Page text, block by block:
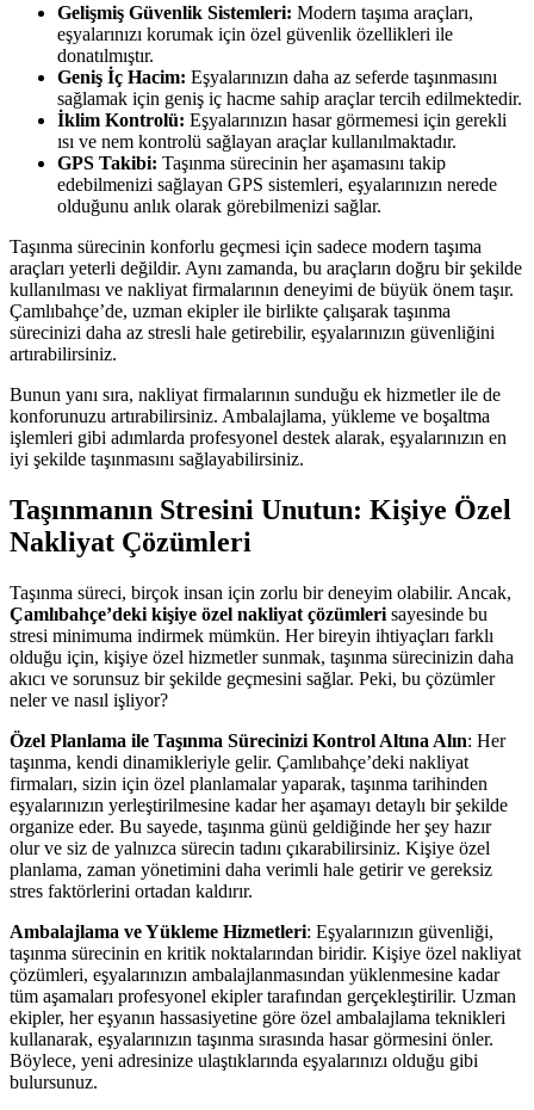
Gelişmiş Güvenlik Sistemleri: Modern taşıma araçları,
eşyalarınızı korumak için özel güvenlik özellikleri ile
donatılmıştır.
Geniş İç Hacim: Eşyalarınızın daha az seferde taşınmasını
sağlamak için geniş iç hacme sahip araçlar tercih edilmektedir.
İklim Kontrolü: Eşyalarınızın hasar görmemesi için gerekli
ısı ve nem kontrolü sağlayan araçlar kullanılmaktadır.
GPS Takibi: Taşınma sürecinin her aşamasını takip
edebilmenizi sağlayan GPS sistemleri, eşyalarınızın nerede
olduğunu anlık olarak görebilmenizi sağlar.
Taşınma sürecinin konforlu geçmesi için sadece modern taşıma
araçları yeterli değildir. Aynı zamanda, bu araçların doğru bir şekilde
kullanılması ve nakliyat firmalarının deneyimi de büyük önem taşır.
Çamlıbahçe’de, uzman ekipler ile birlikte çalışarak taşınma
sürecinizi daha az stresli hale getirebilir, eşyalarınızın güvenliğini
artırabilirsiniz.
Bunun yanı sıra, nakliyat firmalarının sunduğu ek hizmetler ile de
konforunuzu artırabilirsiniz. Ambalajlama, yükleme ve boşaltma
işlemleri gibi adımlarda profesyonel destek alarak, eşyalarınızın en
iyi şekilde taşınmasını sağlayabilirsiniz.
Taşınmanın Stresini Unutun: Kişiye Özel
Nakliyat Çözümleri
Taşınma süreci, birçok insan için zorlu bir deneyim olabilir. Ancak,
Çamlıbahçe’deki kişiye özel nakliyat çözümleri sayesinde bu
stresi minimuma indirmek mümkün. Her bireyin ihtiyaçları farklı
olduğu için, kişiye özel hizmetler sunmak, taşınma sürecinizin daha
akıcı ve sorunsuz bir şekilde geçmesini sağlar. Peki, bu çözümler
neler ve nasıl işliyor?
Özel Planlama ile Taşınma Sürecinizi Kontrol Altına Alın: Her
taşınma, kendi dinamikleriyle gelir. Çamlıbahçe’deki nakliyat
firmaları, sizin için özel planlamalar yaparak, taşınma tarihinden
eşyalarınızın yerleştirilmesine kadar her aşamayı detaylı bir şekilde
organize eder. Bu sayede, taşınma günü geldiğinde her şey hazır
olur ve siz de yalnızca sürecin tadını çıkarabilirsiniz. Kişiye özel
planlama, zaman yönetimini daha verimli hale getirir ve gereksiz
stres faktörlerini ortadan kaldırır.
Ambalajlama ve Yükleme Hizmetleri: Eşyalarınızın güvenliği,
taşınma sürecinin en kritik noktalarından biridir. Kişiye özel nakliyat
çözümleri, eşyalarınızın ambalajlanmasından yüklenmesine kadar
tüm aşamaları profesyonel ekipler tarafından gerçekleştirilir. Uzman
ekipler, her eşyanın hassasiyetine göre özel ambalajlama teknikleri
kullanarak, eşyalarınızın taşınma sırasında hasar görmesini önler.
Böylece, yeni adresinize ulaştıklarında eşyalarınızı olduğu gibi
bulursunuz.